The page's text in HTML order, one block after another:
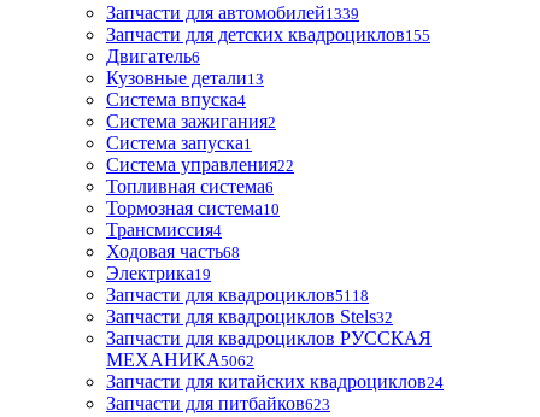
Запчасти для автомобилей1339
Запчасти для детских квадроциклов155
Двигатель6
Кузовные детали13
Система впуска4
Система зажигания2
Система запуска1
Система управления22
Топливная система6
Тормозная система10
Трансмиссия4
Ходовая часть68
Электрика19
Запчасти для квадроциклов5118
Запчасти для квадроциклов Stels32
Запчасти для квадроциклов РУССКАЯ
МЕХАНИКА5062
Запчасти для китайских квадроциклов24
Запчасти для питбайков623